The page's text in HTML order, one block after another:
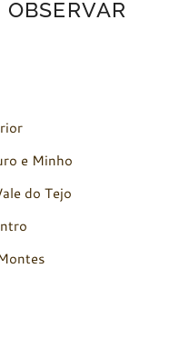
OBSERVAR
e Minho
do Tejo